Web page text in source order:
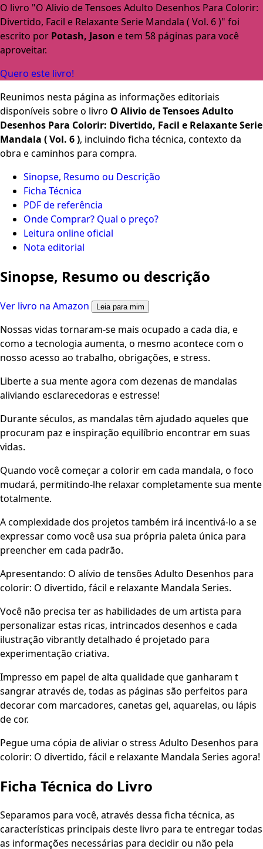
O livro "O Alivio de Tensoes Adulto Desenhos Para Colorir:
Divertido, Facil e Relaxante Serie Mandala ( Vol. 6 )" foi
escrito por Potash, Jason e tem 58 páginas para você
aproveitar.
Quero este livro!
Reunimos nesta página as informações editoriais
disponíveis sobre o livro O Alivio de Tensoes Adulto
Desenhos Para Colorir: Divertido, Facil e Relaxante Serie
Mandala ( Vol. 6 ), incluindo ficha técnica, contexto da
obra e caminhos para compra.
Sinopse, Resumo ou Descrição
Ficha Técnica
PDF de referência
Onde Comprar? Qual o preço?
Leitura online oficial
Nota editorial
Sinopse, Resumo ou descrição
Ver livro na Amazon Leia para mim
Nossas vidas tornaram-se mais ocupado a cada dia, e
como a tecnologia aumenta, o mesmo acontece com o
nosso acesso ao trabalho, obrigações, e stress.
Liberte a sua mente agora com dezenas de mandalas
aliviando esclarecedoras e estresse!
Durante séculos, as mandalas têm ajudado aqueles que
procuram paz e inspiração equilíbrio encontrar em suas
vidas.
Quando você começar a colorir em cada mandala, o foco
mudará, permitindo-lhe relaxar completamente sua mente
totalmente.
A complexidade dos projetos também irá incentivá-lo a se
expressar como você usa sua própria paleta única para
preencher em cada padrão.
Apresentando: O alívio de tensões Adulto Desenhos para
colorir: O divertido, fácil e relaxante Mandala Series.
Você não precisa ter as habilidades de um artista para
personalizar estas ricas, intrincados desenhos e cada
ilustração vibrantly detalhado é projetado para
experimentação criativa.
Impresso em papel de alta qualidade que ganharam t
sangrar através de, todas as páginas são perfeitos para
decorar com marcadores, canetas gel, aquarelas, ou lápis
de cor.
Pegue uma cópia de aliviar o stress Adulto Desenhos para
colorir: O divertido, fácil e relaxante Mandala Series agora!
Ficha Técnica do Livro
Separamos para você, através dessa ficha técnica, as
características principais deste livro para te entregar todas
as informações necessárias para decidir ou não pela